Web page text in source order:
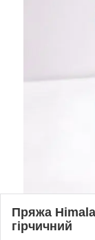
Пряжа
гірчичний